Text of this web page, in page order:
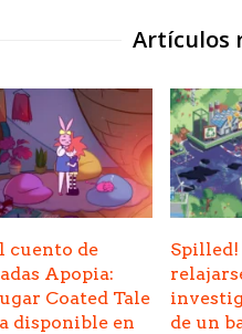
Artículos
cuento de
Apopia:
Coated Tale
disponible en
Spilled!
de un